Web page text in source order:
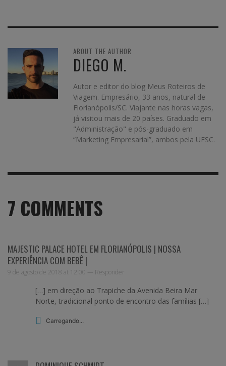
ABOUT THE AUTHOR
DIEGO M.
Autor e editor do blog Meus Roteiros de
Viagem. Empresário, 33 anos, natural de
Florianópolis/SC. Viajante nas horas vagas,
já visitou mais de 20 países. Graduado em
"Administração" e pós-graduado em
“Marketing Empresarial”, ambos pela UFSC.
7 COMMENTS
MAJESTIC PALACE HOTEL EM FLORIANÓPOLIS | NOSSA
EXPERIÊNCIA COM BEBÊ |
9 de agosto de 2018 at 12:00 — Responder
[…] em direção ao Trapiche da Avenida Beira Mar
Norte, tradicional ponto de encontro das famílias […]
Carregando...